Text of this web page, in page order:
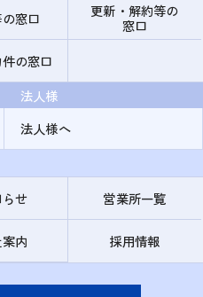
窓口
更新・解約等の
窓口
の窓口
法人様
法人様へ
せ 営業所一覧
内 採用情報